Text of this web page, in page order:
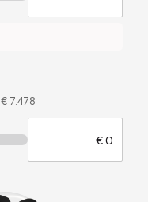
€ 7.478